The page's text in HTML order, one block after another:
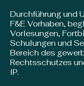
Durchführung und
F&E Vorhaben,
Vorlesungen,
Schulungen und
Bereich des
Rechtsschutzes
IP.